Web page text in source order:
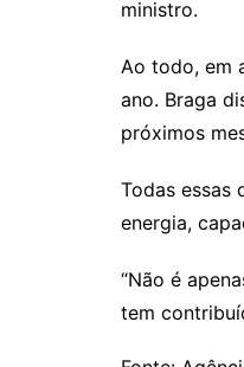
ministro.
Ao todo, em
ano. Braga
próximos
Todas essas
energia,
“Não é
tem